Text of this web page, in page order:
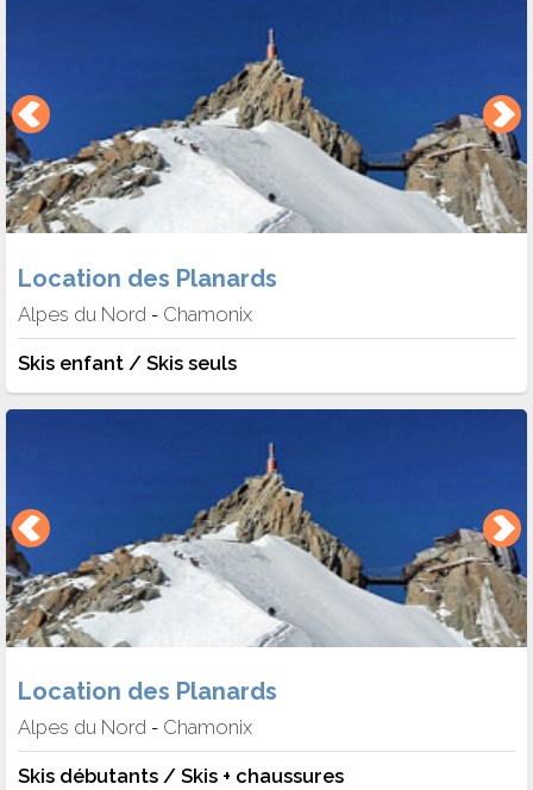
Location des Planards
Alpes du Nord - Chamonix
Skis enfant / Skis seuls
Location des Planards
Alpes du Nord - Chamonix
Skis débutants / Skis + chaussures